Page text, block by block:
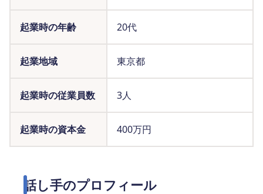
起業時の年齢 20代
起業地域 東京都
起業時の従業員数 3人
起業時の資本金 400万円
話し手のプロフィール